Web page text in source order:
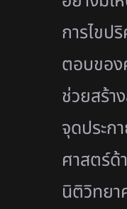
การไขป
ตอบของ
ช่วยสร้า
จุดประก
ศาสตร์ด้
นิติวิทยา